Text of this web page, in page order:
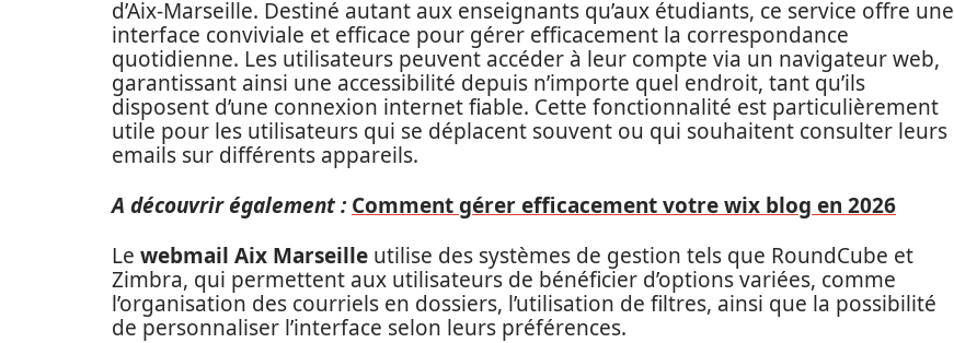
d’Aix-Marseille. Destiné autant aux enseignants qu’aux étudiants, ce service offre une
interface conviviale et efficace pour gérer efficacement la correspondance
quotidienne. Les utilisateurs peuvent accéder à leur compte via un navigateur web,
garantissant ainsi une accessibilité depuis n’importe quel endroit, tant qu’ils
disposent d’une connexion internet fiable. Cette fonctionnalité est particulièrement
utile pour les utilisateurs qui se déplacent souvent ou qui souhaitent consulter leurs
emails sur différents appareils.
A découvrir également : Comment gérer efficacement votre wix blog en 2026
Le webmail Aix Marseille utilise des systèmes de gestion tels que RoundCube et
Zimbra, qui permettent aux utilisateurs de bénéficier d’options variées, comme
l’organisation des courriels en dossiers, l’utilisation de filtres, ainsi que la possibilité
de personnaliser l’interface selon leurs préférences.